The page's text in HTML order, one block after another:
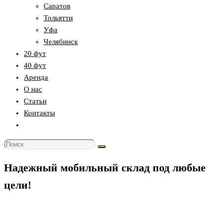
Саратов
Тольятти
Уфа
Челябинск
20 фут
40 фут
Аренда
О нас
Статьи
Контакты
по
сайту
Надежный мобильный склад под любые
цели!